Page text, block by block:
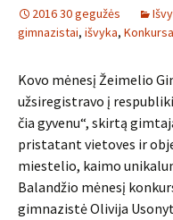
2016 30 gegužės
gimnazistai, išvyka,
Kovo mėnesį Žeimelio
užsiregistravo į
čia gyvenu“, skirtą
pristatant vietoves ir
miestelio, kaimo
Balandžio mėnesį
gimnazistė Olivija